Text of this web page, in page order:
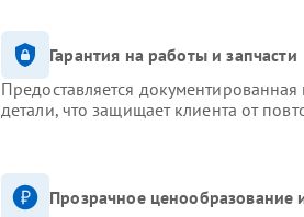
Гарантия на работы и запчасти
Предоставляется
детали, что защищает клиента от
Прозрачное ценообразование